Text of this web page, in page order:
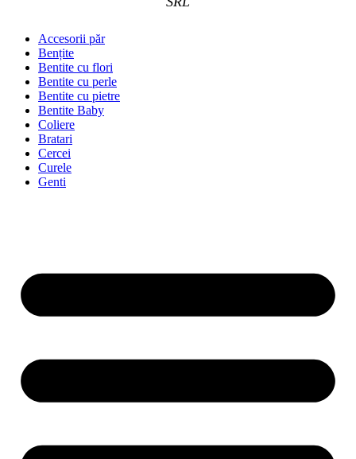
Accesorii păr
Bențite
Bentite cu flori
Bentite cu perle
Bentite cu pietre
Bentite Baby
Coliere
Bratari
Cercei
Curele
Genti